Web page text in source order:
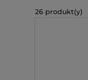
26 produkt(y)